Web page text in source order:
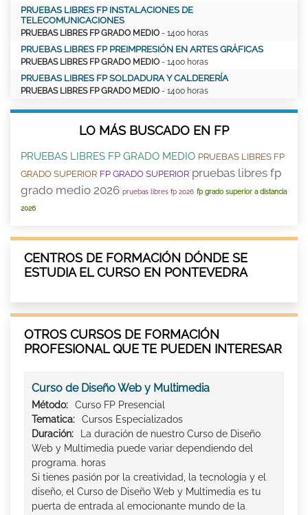
PRUEBAS LIBRES FP INSTALACIONES DE
TELECOMUNICACIONES
PRUEBAS LIBRES FP GRADO MEDIO - 1400 horas
PRUEBAS LIBRES FP PREIMPRESIÓN EN ARTES GRÁFICAS
PRUEBAS LIBRES FP GRADO MEDIO - 1400 horas
PRUEBAS LIBRES FP SOLDADURA Y CALDERERÍA
PRUEBAS LIBRES FP GRADO MEDIO - 1400 horas
LO MÁS BUSCADO EN FP
PRUEBAS LIBRES FP GRADO MEDIO PRUEBAS LIBRES FP
GRADO SUPERIOR FP GRADO SUPERIOR pruebas libres fp
grado medio 2026 pruebas libres fp 2026 fp grado superior a distancia
2026
CENTROS DE FORMACIÓN DÓNDE SE
ESTUDIA EL CURSO EN PONTEVEDRA
OTROS CURSOS DE FORMACIÓN
PROFESIONAL QUE TE PUEDEN INTERESAR
Curso de Diseño Web y Multimedia
Método:
Curso FP Presencial
Tematica:
Cursos Especializados
Duración:
La duración de nuestro Curso de Diseño
Web y Multimedia puede variar dependiendo del
programa. horas
Si tienes pasión por la creatividad, la tecnología y el
diseño, el Curso de Diseño Web y Multimedia es tu
puerta de entrada al emocionante mundo de la